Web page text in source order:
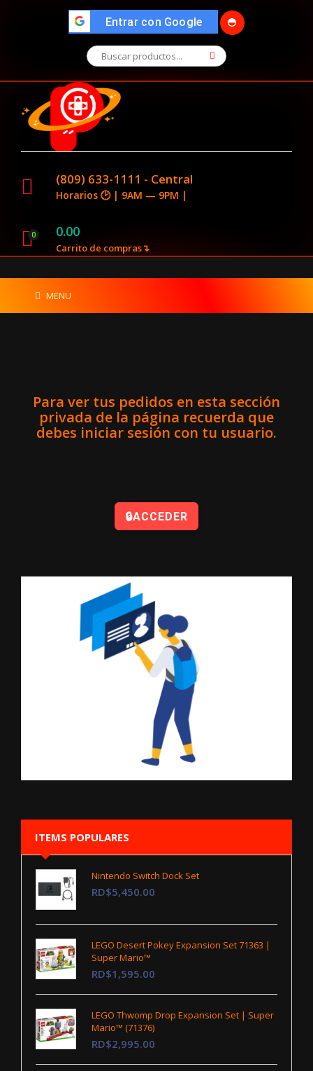
Entrar con Google 🌓
(809) 633-1111 - Central
Horarios 🕑 | 9AM — 9PM |
0 0.00
Carrito de compras↴
MENU
Para ver tus pedidos en esta sección
privada de la página recuerda que
debes iniciar sesión con tu usuario.
🔒ACCEDER
ITEMS POPULARES
Nintendo Switch Dock Set
RD$5,450.00
LEGO Desert Pokey Expansion Set 71363 |
Super Mario™
RD$1,595.00
LEGO Thwomp Drop Expansion Set | Super
Mario™ (71376)
RD$2,995.00